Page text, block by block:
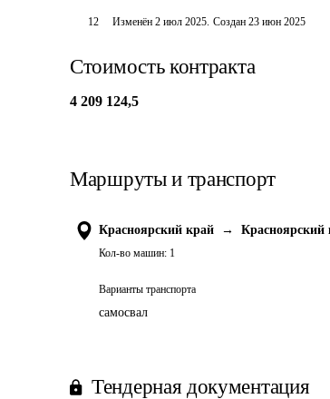
12 Изменён2 июл 2025. Создан 23 июн 2025
Стоимость контракта
4 209 124,5
Маршруты и транспорт
Красноярский край → Красноярский
Кол-во машин: 1
Варианты транспорта
самосвал
Тендерная документация